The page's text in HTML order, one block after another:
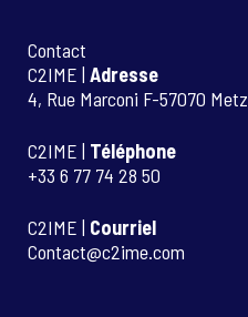
Contact
C2IME | Adresse
4, Rue Marconi F-57070 Metz
C2IME | Téléphone
+33 6 77 74 28 50
C2IME | Courriel
Contact@c2ime.com